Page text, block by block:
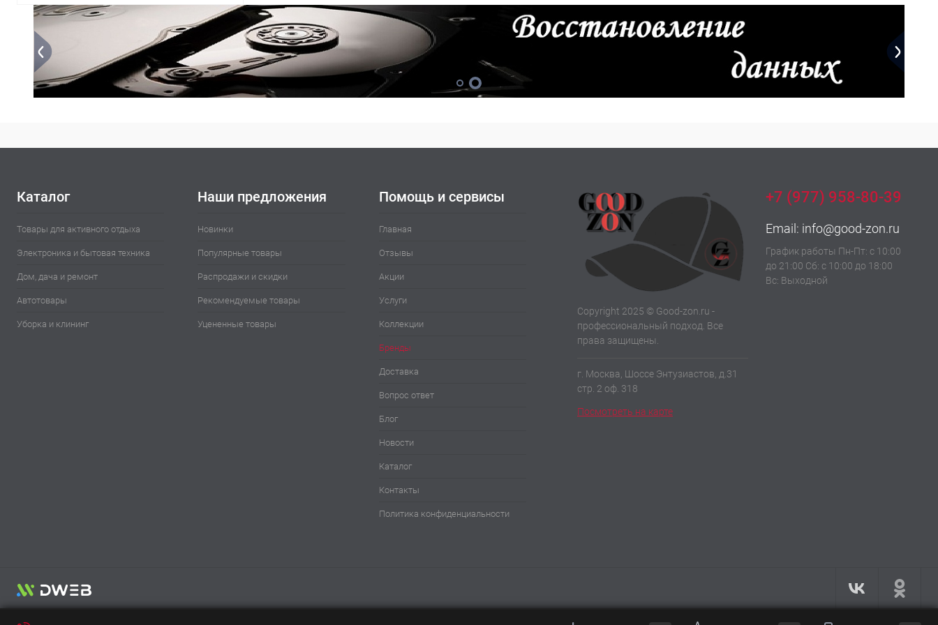
В корзину
Купить в 1 клик Сравнение
В избранное В наличии
Каталог
Товары для активного отдыха
Электроника и бытовая техника
Дом, дача и ремонт
Автотовары
Уборка и клининг
Наши предложения
Новинки
Популярные товары
Распродажи и скидки
Рекомендуемые товары
Уцененные товары
Помощь и сервисы
Главная
Отзывы
Акции
Услуги
Коллекции
Бренды
Доставка
Вопрос ответ
Блог
Новости
Каталог
Контакты
Политика конфиденциальности
Copyright 2025 © Good-zon.ru -
профессиональный подход. Все
права защищены.
г. Москва, Шоссе Энтузиастов, д.31
стр. 2 оф. 318
Посмотреть на карте
+7 (977) 958-80-39
Email: info@good-zon.ru
График работы Пн-Пт: с 10:00
до 21:00 Сб: с 10:00 до 18:00
Вс: Выходной